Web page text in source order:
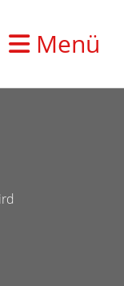
Menü